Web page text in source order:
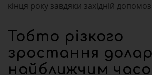
кінця року завдяки західній
Тобто різкого
зростання
найближчим